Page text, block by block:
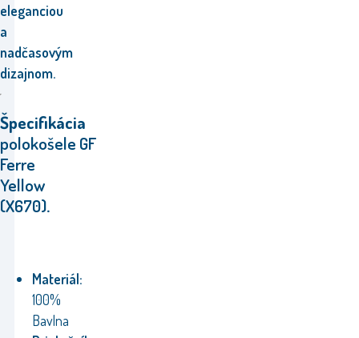
eleganciou
a
nadčasovým
dizajnom.
Špecifikácia
polokošele GF
Ferre
Yellow
(X670).
Materiál:
100%
Bavlna